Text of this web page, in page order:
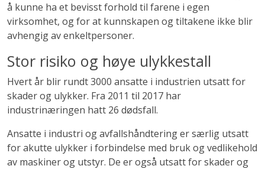
å kunne ha et bevisst forhold til farene i egen
virksomhet, og for at kunnskapen og tiltakene ikke blir
avhengig av enkeltpersoner.
Stor risiko og høye ulykkestall
Hvert år blir rundt 3000 ansatte i industrien utsatt for
skader og ulykker. Fra 2011 til 2017 har
industrinæringen hatt 26 dødsfall.
Ansatte i industri og avfallshåndtering er særlig utsatt
for akutte ulykker i forbindelse med bruk og vedlikehold
av maskiner og utstyr. De er også utsatt for skader og